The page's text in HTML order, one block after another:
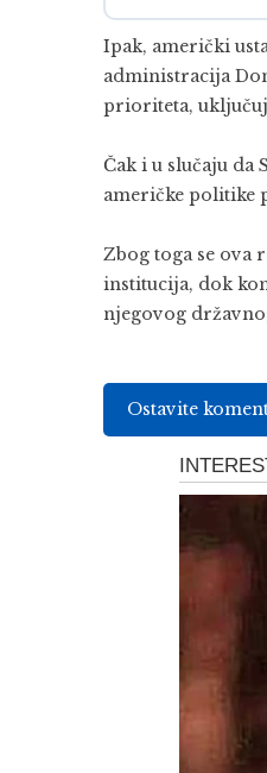
Ipak, američki
administracija
prioriteta,
Čak i u slučaju da
američke politike
Zbog toga se ova
institucija, dok
njegovog
Ostavite